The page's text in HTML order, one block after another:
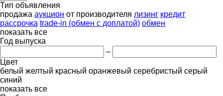
Тип объявления
продажа аукцион от производителя лизинг кредит
рассрочка trade-in (обмен с доплатой) обмен
показать все
Год выпуска
–
Цвет
белый желтый красный оранжевый серебристый серый
синий
показать все